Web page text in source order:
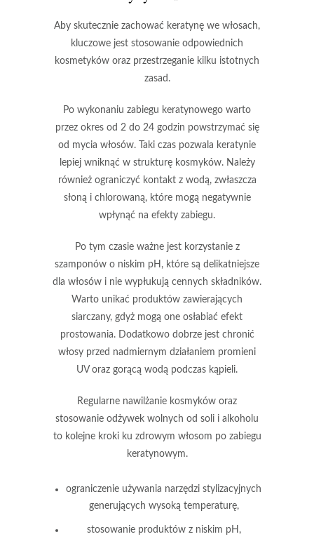
Aby skutecznie zachować keratynę we włosach,
kluczowe jest stosowanie odpowiednich
kosmetyków oraz przestrzeganie kilku istotnych
zasad.
Po wykonaniu zabiegu keratynowego warto
przez okres od 2 do 24 godzin powstrzymać się
od mycia włosów. Taki czas pozwala keratynie
lepiej wniknąć w strukturę kosmyków. Należy
również ograniczyć kontakt z wodą, zwłaszcza
słoną i chlorowaną, które mogą negatywnie
wpłynąć na efekty zabiegu.
Po tym czasie ważne jest korzystanie z
szamponów o niskim pH, które są delikatniejsze
dla włosów i nie wypłukują cennych składników.
Warto unikać produktów zawierających
siarczany, gdyż mogą one osłabiać efekt
prostowania. Dodatkowo dobrze jest chronić
włosy przed nadmiernym działaniem promieni
UV oraz gorącą wodą podczas kąpieli.
Regularne nawilżanie kosmyków oraz
stosowanie odżywek wolnych od soli i alkoholu
to kolejne kroki ku zdrowym włosom po zabiegu
keratynowym.
ograniczenie używania narzędzi stylizacyjnych
generujących wysoką temperaturę,
stosowanie produktów z niskim pH,